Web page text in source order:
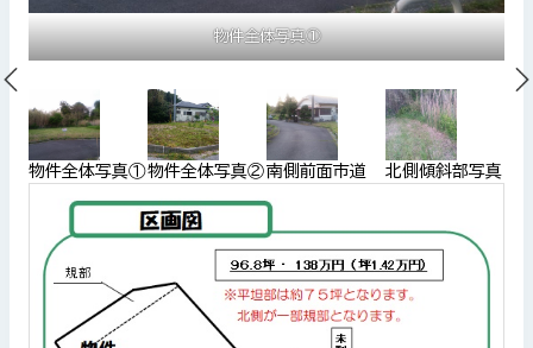
物件全体写真①
物件全体写真①物件全体写真②南側前面市道 北側傾斜部写真